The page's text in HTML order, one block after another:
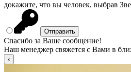
докажите, что вы человек, выбрав
Спасибо за Ваше сообщение!
Наш менеджер свяжется с Вами в